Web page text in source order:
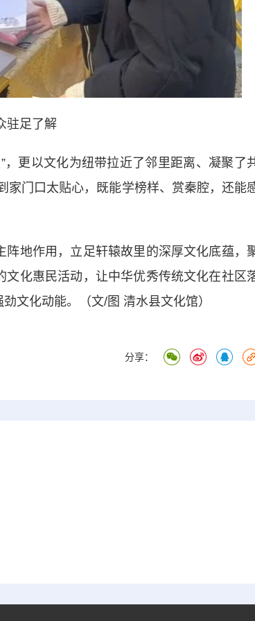
驻足了解
更以文化为纽带拉近了邻里距离、凝聚了
家门口太贴心，既能学榜样、赏秦腔，还能
地作用，立足轩辕故里的深厚文化底蕴，
化惠民活动，让中华优秀传统文化在社区
文化动能。（文/图 清水县文化馆）
分享：